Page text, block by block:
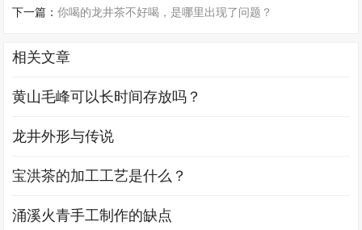
下一篇：你喝的龙井茶不好喝，是哪里出现了问题？
相关文章
黄山毛峰可以长时间存放吗？
龙井外形与传说
宝洪茶的加工工艺是什么？
涌溪火青手工制作的缺点